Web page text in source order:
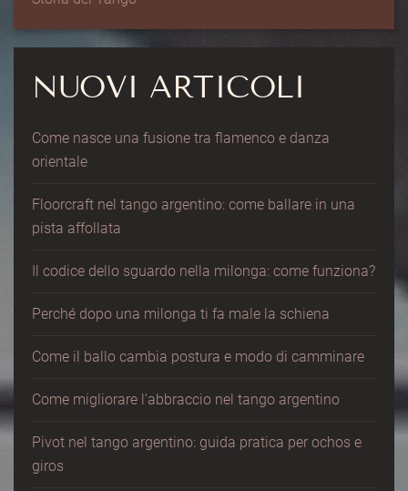
NUOVI ARTICOLI
Come nasce una fusione tra flamenco e danza
orientale
Floorcraft nel tango argentino: come ballare in una
pista affollata
Il codice dello sguardo nella milonga: come funziona?
Perché dopo una milonga ti fa male la schiena
Come il ballo cambia postura e modo di camminare
Come migliorare l’abbraccio nel tango argentino
Pivot nel tango argentino: guida pratica per ochos e
giros